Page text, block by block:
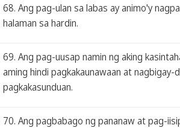
68. Ang pag-ulan sa labas ay animo'y
halaman sa hardin.
69. Ang pag-uusap namin ng aking
aming hindi pagkakaunawaan at nagbigay-
pagkakasunduan.
70. Ang pagbabago ng pananaw at pag-